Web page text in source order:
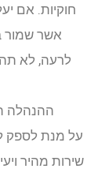
חוקיות. אם
אשר שמור
לרעה, לא
ההנהלה
שירות מהיר